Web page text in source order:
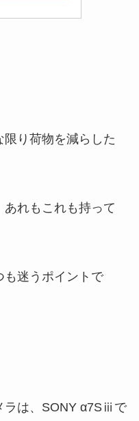
り荷物を減らした
あれもこれも持って
も迷うポイントで
ラは、SONY α7Sⅲで